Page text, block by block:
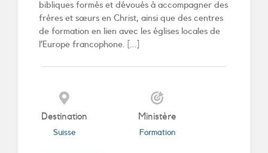
bibliques formés et dévoués à accompagner des
frères et sœurs en Christ, ainsi que des centres
de formation en lien avec les églises locales de
l’Europe francophone. [...]
Destination
Suisse
Ministère
Formation